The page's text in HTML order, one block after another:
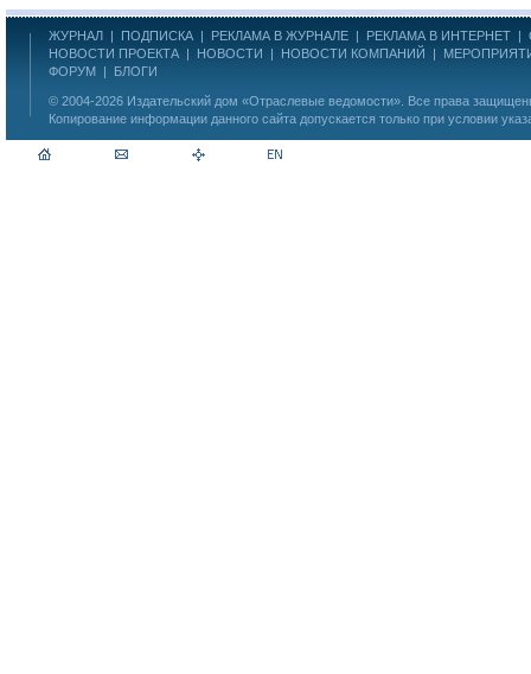
ЖУРНАЛ | ПОДПИСКА | РЕКЛАМА В ЖУРНАЛЕ | РЕКЛАМА В ИНТЕРНЕТ |
НОВОСТИ ПРОЕКТА | НОВОСТИ | НОВОСТИ КОМПАНИЙ |
ФОРУМ | БЛОГИ
© 2004-2026 Издательский дом «Отраслевые ведомости» . Все права
Копирование информации данного сайта допускается только при условии